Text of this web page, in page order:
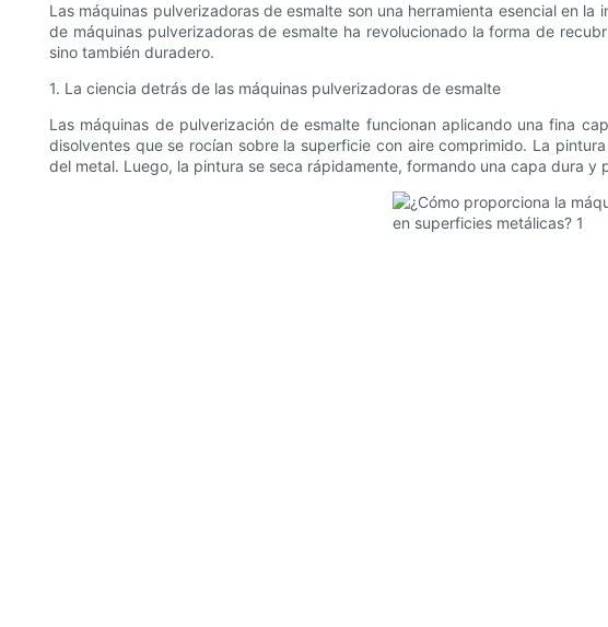
Las máquinas pulverizadoras de esmalte son una herramienta esencial en
de máquinas pulverizadoras de esmalte ha revolucionado la forma de
sino también duradero.
1. La ciencia detrás de las máquinas pulverizadoras de esmalte
Las máquinas de pulverización de esmalte funcionan aplicando una fina
disolventes que se rocían sobre la superficie con aire comprimido. La
del metal. Luego, la pintura se seca rápidamente, formando una capa dura y